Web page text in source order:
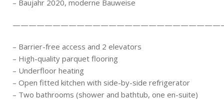
– Baujahr 2020, moderne Bauweise
– Barrier-free access and 2 elevators
– High-quality parquet flooring
– Underfloor heating
– Open fitted kitchen with side-by-side refrigerator
– Two bathrooms (shower and bathtub, one en-suite)